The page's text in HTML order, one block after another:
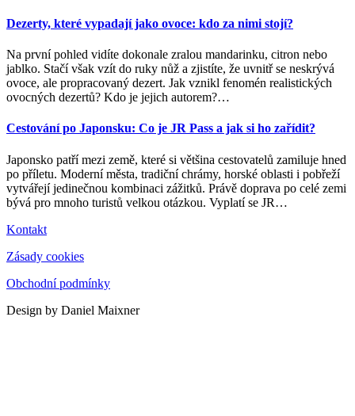
Dezerty, které vypadají jako ovoce: kdo za nimi stojí?
Na první pohled vidíte dokonale zralou mandarinku, citron nebo
jablko. Stačí však vzít do ruky nůž a zjistíte, že uvnitř se neskrývá
ovoce, ale propracovaný dezert. Jak vznikl fenomén realistických
ovocných dezertů? Kdo je jejich autorem?…
Cestování po Japonsku: Co je JR Pass a jak si ho zařídit?
Japonsko patří mezi země, které si většina cestovatelů zamiluje hned
po příletu. Moderní města, tradiční chrámy, horské oblasti i pobřeží
vytvářejí jedinečnou kombinaci zážitků. Právě doprava po celé zemi
bývá pro mnoho turistů velkou otázkou. Vyplatí se JR…
Kontakt
Zásady cookies
Obchodní podmínky
Design by Daniel Maixner